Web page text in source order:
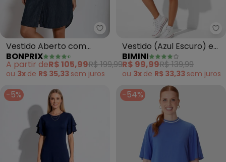
bonprix - Vestido Aberto com
Vestido Aberto com
Botões (Jeans Escuro)
BONPRIX
A partir deR$ 105,99R$ 199,99
ou 3x de R$ 35,33 sem juros
Vestido (Azul Escuro) em
Jeans Leve
BIMINI
R$ 99,99R$ 139,99
ou 3x de R$ 33,33 sem juros
-5% -54%